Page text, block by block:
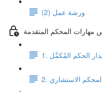
ورشة عمل (2)
مهارات المحكم المتقدمة
الحكم المُكمِّل
المحكم الاستشاري